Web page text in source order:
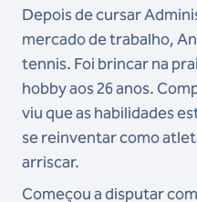
Depois de cursar
mercado de trabalho,
tennis. Foi brincar na
hobby aos 26 anos.
viu que as habilidades
se reinventar como
arriscar.
Começou a disputar